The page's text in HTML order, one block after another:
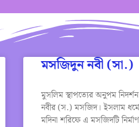
মসজিদুন নবী (সা.)
মুসলিম স্থাপত্যের অনুপম
নবীর (স.) মসজিদ। ইসলাম
মদিনা শরিফে এ মসজিদটি